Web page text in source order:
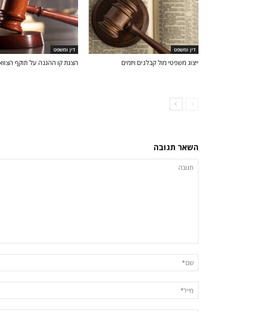
דין ומשפט
ייצוג משפטי מול קבלנים ויזמים
דין ומשפט
הצגת קו ההגנה על תוקף
השאר תגובה